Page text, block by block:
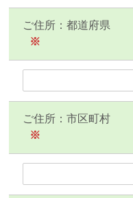
ご住所：都道府県
※
ご住所：市区町村
※